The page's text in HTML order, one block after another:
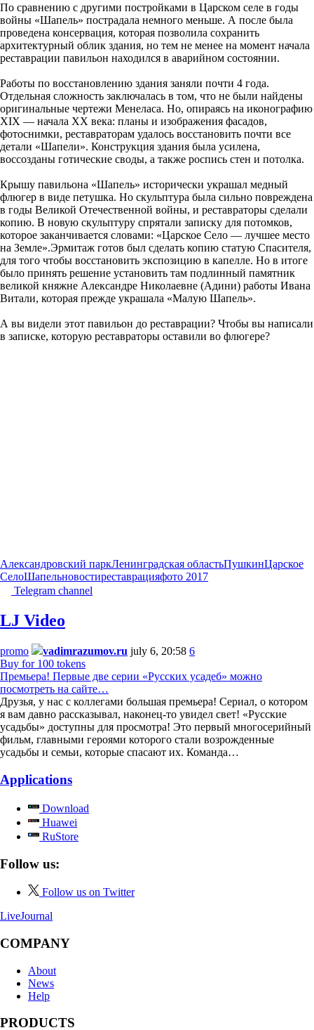
По сравнению с другими постройками в Царском селе в годы
войны «Шапель» пострадала немного меньше. А после была
проведена консервация, которая позволила сохранить
архитектурный облик здания, но тем не менее на момент начала
реставрации павильон находился в аварийном состоянии.
Работы по восстановлению здания заняли почти 4 года.
Отдельная сложность заключалась в том, что не были найдены
оригинальные чертежи Менеласа. Но, опираясь на иконографию
XIX — начала ХХ века: планы и изображения фасадов,
фотоснимки, реставраторам удалось восстановить почти все
детали «Шапели». Конструкция здания была усилена,
воссозданы готические своды, а также роспись стен и потолка.
Крышу павильона «Шапель» исторически украшал медный
флюгер в виде петушка. Но скульптура была сильно повреждена
в годы Великой Отечественной войны, и реставраторы сделали
копию. В новую скульптуру спрятали записку для потомков,
которое заканчивается словами: «Царское Село — лучшее место
на Земле».Эрмитаж готов был сделать копию статую Спасителя,
для того чтобы восстановить экспозицию в капелле. Но в итоге
было принять решение установить там подлинный памятник
великой княжне Александре Николаевне (Адини) работы Ивана
Витали, которая прежде украшала «Малую Шапель».
А вы видели этот павильон до реставрации? Чтобы вы написали
в записке, которую реставраторы оставили во флюгере?
Александровский паркЛенинградская областьПушкинЦарское
СелоШапельновостиреставрацияфото 2017
Telegram channel
LJ Video
promo vadimrazumov.ru july 6, 20:58 6
Buy for 100 tokens
Премьера! Первые две серии «Русских усадеб» можно
посмотреть на сайте…
Друзья, у нас с коллегами большая премьера! Сериал, о котором
я вам давно рассказывал, наконец-то увидел свет! «Русские
усадьбы» доступны для просмотра! Это первый многосерийный
фильм, главными героями которого стали возрожденные
усадьбы и семьи, которые спасают их. Команда…
Applications
Download
Huawei
RuStore
Follow us:
Follow us on Twitter
LiveJournal
COMPANY
About
News
Help
PRODUCTS